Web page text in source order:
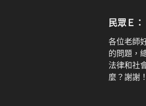
民眾Ｅ：
各位老師
的問題，
法律和社
麼？謝謝！